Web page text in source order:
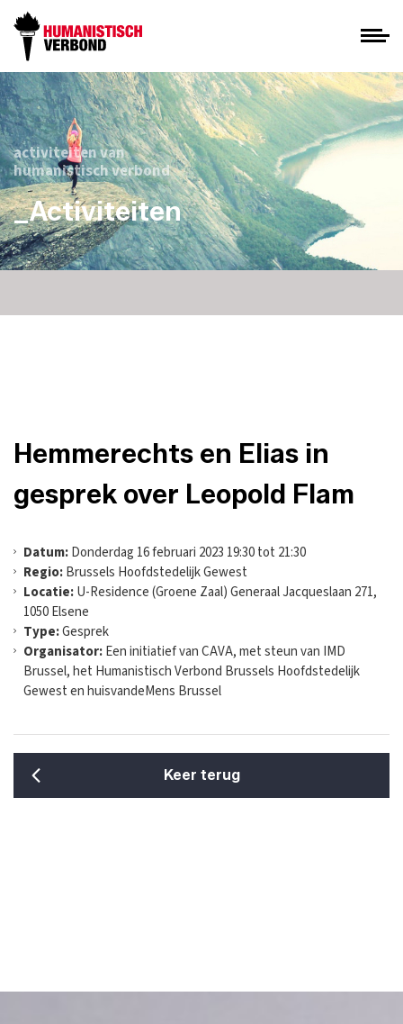
activiteiten van
humanistisch verbond
_Activiteiten
Hemmerechts en Elias in
gesprek over Leopold Flam
Datum:Donderdag 16 februari 2023 19:30 tot 21:30
Regio:Brussels Hoofdstedelijk Gewest
Locatie:U-Residence (Groene Zaal) Generaal Jacqueslaan 271,
1050 Elsene
Type:Gesprek
Organisator:Een initiatief van CAVA, met steun van IMD
Brussel, het Humanistisch Verbond Brussels Hoofdstedelijk
Gewest en huisvandeMens Brussel
Keer terug